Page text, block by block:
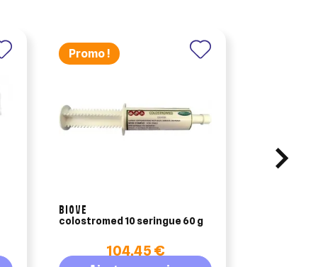
Promo !
BIOVE
colostromed 10 seringue 60 g
104,45 €